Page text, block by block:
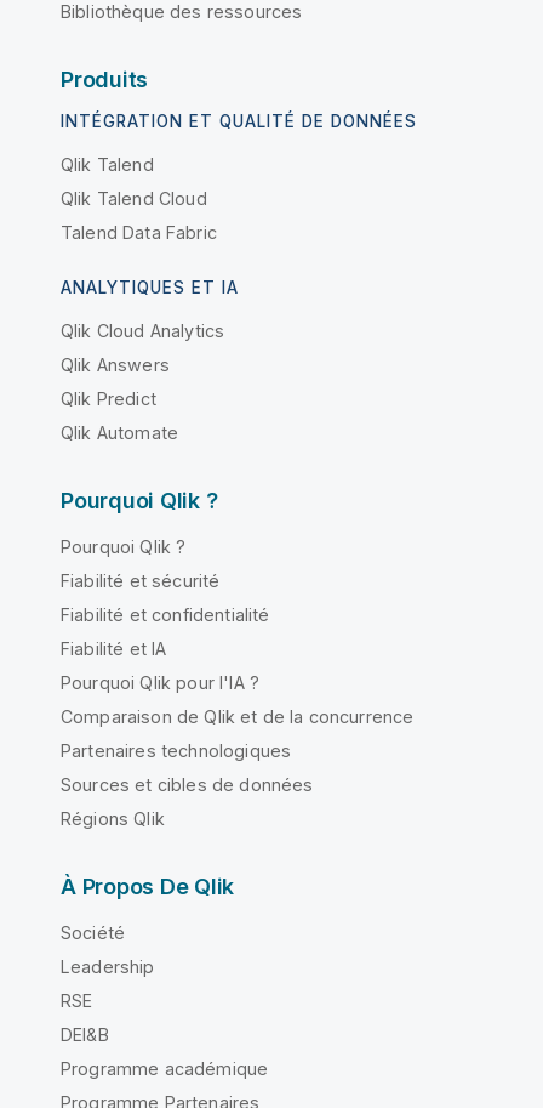
Bibliothèque des ressources
Produits
INTÉGRATION ET QUALITÉ DE DONNÉES
Qlik Talend
Qlik Talend Cloud
Talend Data Fabric
ANALYTIQUES ET IA
Qlik Cloud Analytics
Qlik Answers
Qlik Predict
Qlik Automate
Pourquoi Qlik ?
Pourquoi Qlik ?
Fiabilité et sécurité
Fiabilité et confidentialité
Fiabilité et IA
Pourquoi Qlik pour l'IA ?
Comparaison de Qlik et de la concurrence
Partenaires technologiques
Sources et cibles de données
Régions Qlik
À Propos De Qlik
Société
Leadership
RSE
DEI&B
Programme académique
Programme Partenaires